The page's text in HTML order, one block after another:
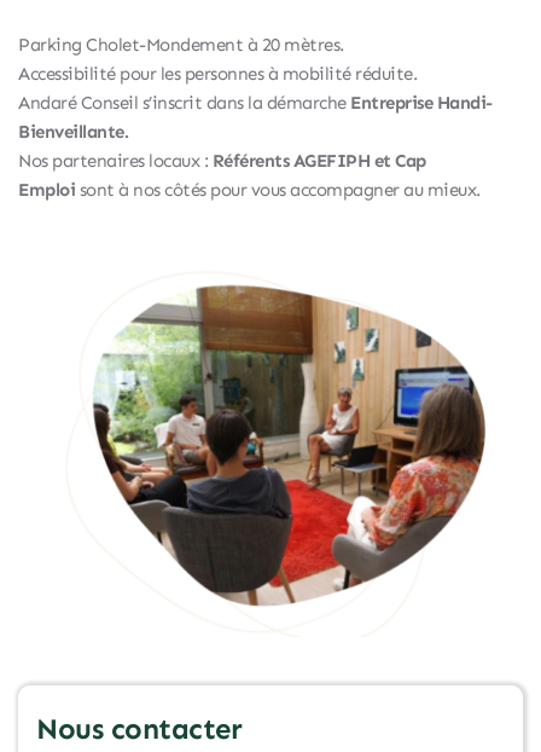
Parking Cholet-Mondement à 20 mètres.
Accessibilité pour les personnes à mobilité réduite.
Andaré Conseil s’inscrit dans la démarche Entreprise Handi-
Bienveillante.
Nos partenaires locaux : Référents AGEFIPH et Cap
Emploi sont à nos côtés pour vous accompagner au mieux.
Nous contacter